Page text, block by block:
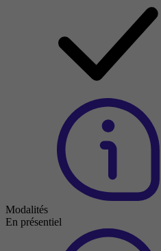
Modalités
En présentiel